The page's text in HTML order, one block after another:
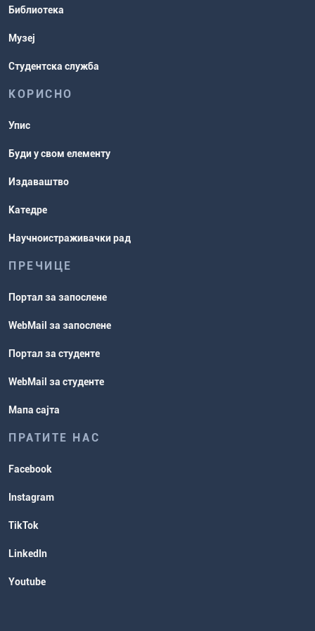
рокови
Библиотека
Музеј
Студентска служба
КОРИСНО
Упис
Буди у свом елементу
Издаваштво
Катедре
Научноистраживачки рад
ПРЕЧИЦЕ
Портал за запослене
WebMail за запослене
Портал за студенте
WebMail за студенте
Мапа сајта
ПРАТИТЕ НАС
Facebook
Instagram
TikTok
LinkedIn
Youtube